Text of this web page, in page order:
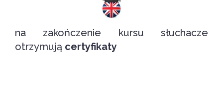
na zakończenie kursu słuchacze
otrzymują certyfikaty